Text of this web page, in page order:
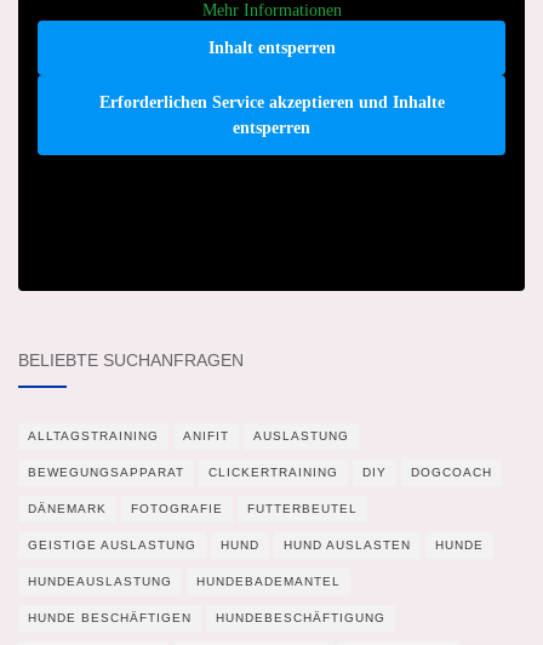
Mehr Informationen
Inhalt entsperren
Erforderlichen Service akzeptieren und Inhalte
entsperren
BELIEBTE SUCHANFRAGEN
ALLTAGSTRAINING ANIFIT AUSLASTUNG
BEWEGUNGSAPPARAT CLICKERTRAINING DIY DOGCOACH
DÄNEMARK FOTOGRAFIE FUTTERBEUTEL
GEISTIGE AUSLASTUNG HUND HUND AUSLASTEN HUNDE
HUNDEAUSLASTUNG HUNDEBADEMANTEL
HUNDE BESCHÄFTIGEN HUNDEBESCHÄFTIGUNG